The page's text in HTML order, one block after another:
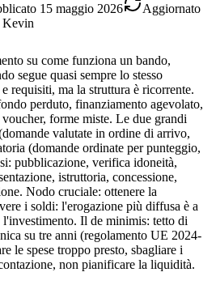
15 maggio 2026
Aggiornato
Kevin
su come funziona un bando,
segue quasi sempre lo stesso
requisiti, ma la struttura è ricorrente.
perduto, finanziamento agevolato,
forme miste. Le due grandi
valutate in ordine di arrivo,
(domande ordinate per punteggio,
pubblicazione, verifica idoneità,
istruttoria, concessione,
Nodo cruciale: ottenere la
i soldi: l'erogazione più diffusa è a
Il de minimis: tetto di
su tre anni (regolamento UE 2024-
le spese troppo presto, sbagliare i
non pianificare la liquidità.